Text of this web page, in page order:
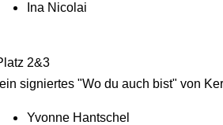
Ina Nicolai
2&3
signiertes "Wo du auch bist" von
Yvonne Hantschel